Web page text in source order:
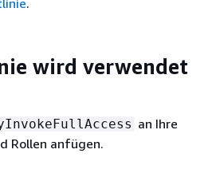
.
wird verwendet
an Ihre
Rollen anfügen.